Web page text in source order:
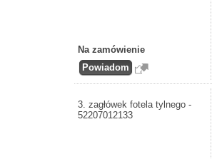
Na zamówienie
3. zagłówek fotela tylnego -
52207012133